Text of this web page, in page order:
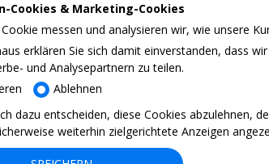
Cookies & Marketing-Cookies
messen und analysieren wir, wie unsere
erklären Sie sich damit einverstanden, dass
und Analysepartnern zu teilen.
Ablehnen
dazu entscheiden, diese Cookies abzulehnen,
weiterhin zielgerichtete Anzeigen